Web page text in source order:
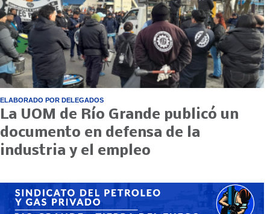
ELABORADO POR DELEGADOS
La UOM de Río Grande publicó un
documento en defensa de la
industria y el empleo